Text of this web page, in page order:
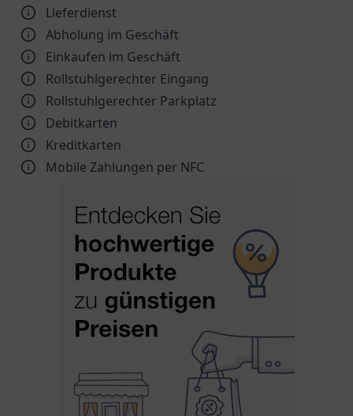
Lieferdienst
Abholung im Geschäft
Einkaufen im Geschäft
Rollstuhlgerechter Eingang
Rollstuhlgerechter Parkplatz
Debitkarten
Kreditkarten
Mobile Zahlungen per NFC